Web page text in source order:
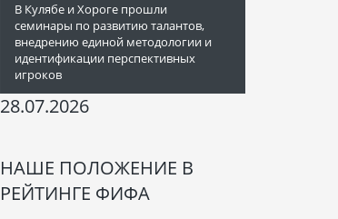
В Кулябе и Хороге прошли
семинары по развитию талантов,
внедрению единой методологии и
идентификации перспективных
игроков
28.07.2026
НАШЕ ПОЛОЖЕНИЕ В
РЕЙТИНГЕ ФИФА